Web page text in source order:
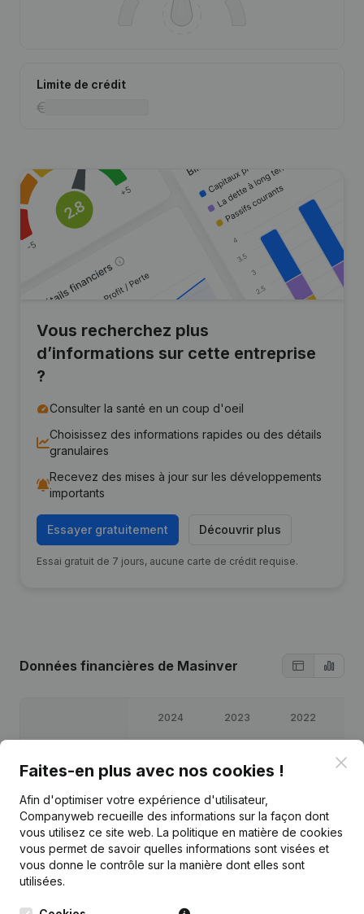
Limite de crédit
Vous recherchez plus
d’informations sur cette entreprise
?
Consulter la santé en un coup d'oeil
Choisissez des informations rapides ou des détails
granulaires
Recevez des mises à jour sur les développements
importants
Essayer gratuitement Découvrir plus
Essai gratuit de 7 jours, aucune carte de crédit requise.
Données financières de Masinver
2024 2023 2022
€
Capitaux propres €-61 944 €-83 685
Marge brute €42 862 €5 166 € 50 063
Faites-en plus avec nos cookies !
Afin d'optimiser votre expérience d'utilisateur,
Companyweb recueille des informations sur la façon dont
vous utilisez ce site web. La politique en matière de cookies
vous permet de savoir quelles informations sont visées et
vous donne le contrôle sur la manière dont elles sont
utilisées.